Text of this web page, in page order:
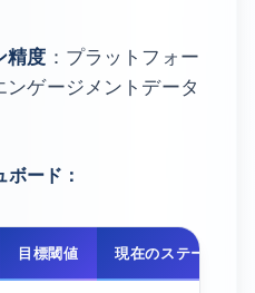
精度 ：プラットフォー
ンゲージメントデータ
ード：
目標閾値 現在のステータス